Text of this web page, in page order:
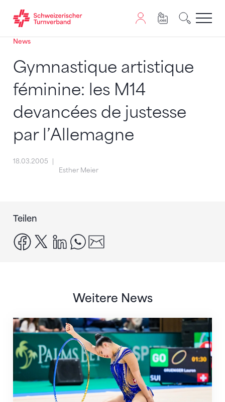
Zum Inhalt springen
Zur Sitemap navigieren
Zum Navigieren dieser Seite wird JavaScript benötigt.
News
Gymnastique artistique
féminine: les M14
devancées de justesse
par l’Allemagne
18.03.2005
Esther Meier
Teilen
facebook
x linkedinwhatsapp
Weitere News
Nächster Halt: Weltmeisterschaft